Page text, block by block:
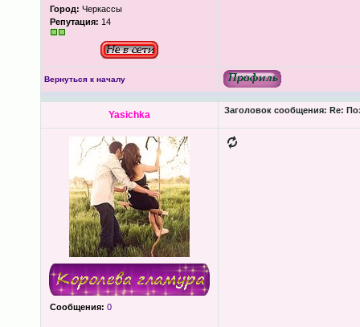
Город: Черкассы
Репутация: 14
Вернуться к началу
Yasichka Заголовок сообщения: Re:
Сообщения: 0